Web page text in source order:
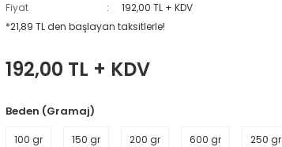
Fiyat
192,00 TL + KDV
*21,89 TL den başlayan taksitlerle!
192,00 TL + KDV
Beden (Gramaj)
100 gr 150 gr 200 gr 600 gr 250 gr